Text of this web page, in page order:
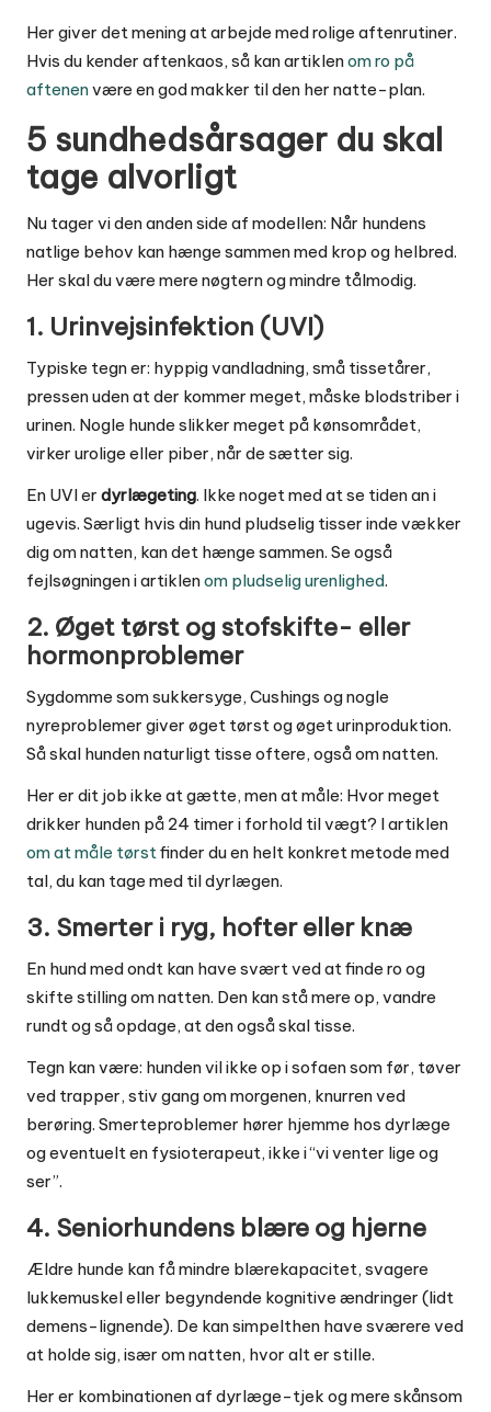
Her giver det mening at arbejde med rolige aftenrutiner.
Hvis du kender aftenkaos, så kan artiklenom ro på
aftenenvære en god makker til den her natte-plan.
5 sundhedsårsager du skal
tage alvorligt
Nu tager vi den anden side af modellen: Når hundens
natlige behov kan hænge sammen med krop og helbred.
Her skal du være mere nøgtern og mindre tålmodig.
1. Urinvejsinfektion (UVI)
Typiske tegn er: hyppig vandladning, små tissetårer,
pressen uden at der kommer meget, måske blodstriber i
urinen. Nogle hunde slikker meget på kønsområdet,
virker urolige eller piber, når de sætter sig.
En UVI er dyrlægeting. Ikke noget med at se tiden an i
ugevis. Særligt hvis din hund pludselig tisser inde vækker
dig om natten, kan det hænge sammen. Se også
fejlsøgningen i artiklenom pludselig urenlighed.
2. Øget tørst og stofskifte- eller
hormonproblemer
Sygdomme som sukkersyge, Cushings og nogle
nyreproblemer giver øget tørst og øget urinproduktion.
Så skal hunden naturligt tisse oftere, også om natten.
Her er dit job ikke at gætte, men at måle: Hvor meget
drikker hunden på 24 timer i forhold til vægt? I artiklen
om at måle tørstfinder du en helt konkret metode med
tal, du kan tage med til dyrlægen.
3. Smerter i ryg, hofter eller knæ
En hund med ondt kan have svært ved at finde ro og
skifte stilling om natten. Den kan stå mere op, vandre
rundt og så opdage, at den også skal tisse.
Tegn kan være: hunden vil ikke op i sofaen som før, tøver
ved trapper, stiv gang om morgenen, knurren ved
berøring. Smerteproblemer hører hjemme hos dyrlæge
og eventuelt en fysioterapeut, ikke i “vi venter lige og
ser”.
4. Seniorhundens blære og hjerne
Ældre hunde kan få mindre blærekapacitet, svagere
lukkemuskel eller begyndende kognitive ændringer (lidt
demens-lignende). De kan simpelthen have sværere ved
at holde sig, især om natten, hvor alt er stille.
Her er kombinationen af dyrlæge-tjek og mere skånsom